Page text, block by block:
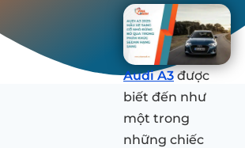
Audi A3được
biết đến như
một trong
những chiếc